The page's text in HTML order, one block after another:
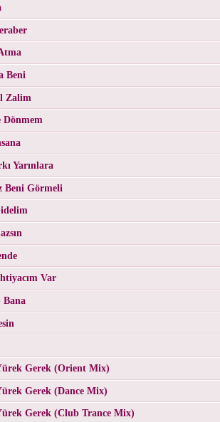
Beni
Zalim
Dönmem
Yarınlara
Beni Görmeli
Var
Bana
Gerek (Orient Mix)
Gerek (Dance Mix)
Gerek (Club Trance Mix)